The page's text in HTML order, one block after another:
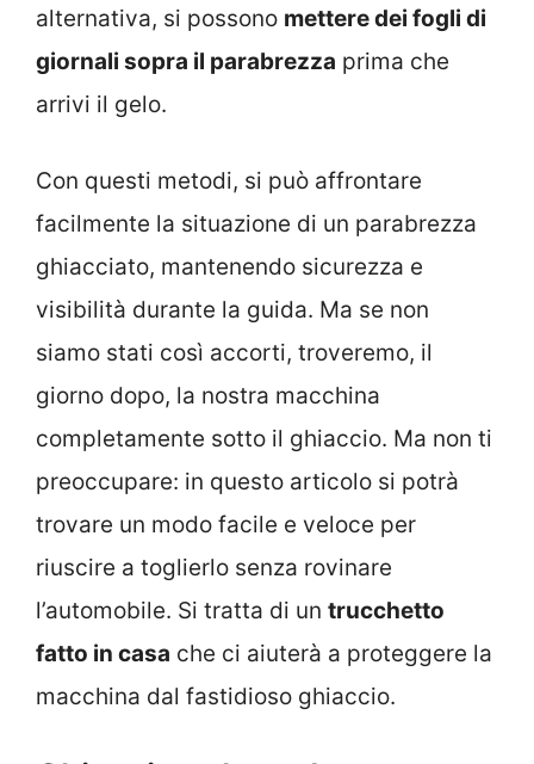
alternativa, si possono mettere dei fogli di
giornali sopra il parabrezza prima che
arrivi il gelo.
Con questi metodi, si può affrontare
facilmente la situazione di un parabrezza
ghiacciato, mantenendo sicurezza e
visibilità durante la guida. Ma se non
siamo stati così accorti, troveremo, il
giorno dopo, la nostra macchina
completamente sotto il ghiaccio. Ma non ti
preoccupare: in questo articolo si potrà
trovare un modo facile e veloce per
riuscire a toglierlo senza rovinare
l’automobile. Si tratta di un trucchetto
fatto in casa che ci aiuterà a proteggere la
macchina dal fastidioso ghiaccio.